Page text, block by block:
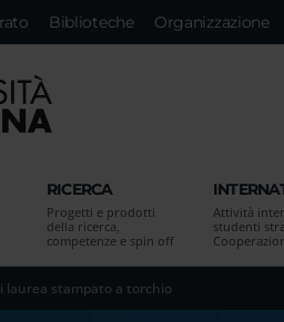
Biblioteche Organizzazione
RICERCA
Progetti e prodotti
della ricerca,
competenze e spin off
Attività
studenti
laurea stampato a torchio